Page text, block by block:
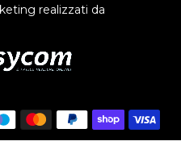
realizzati da